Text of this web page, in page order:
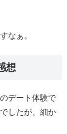
なぁ。
想
デート体験で
したが、細か